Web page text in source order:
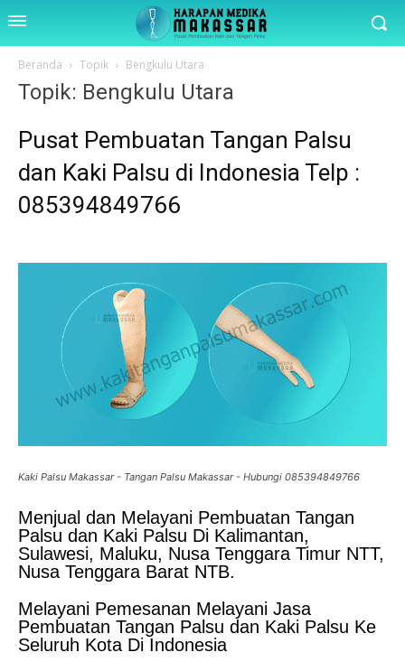
Beranda Topik Bengkulu Utara
Topik: Bengkulu Utara
Pusat Pembuatan Tangan Palsu
dan Kaki Palsu di Indonesia Telp :
085394849766
Kaki Palsu Makassar - Tangan Palsu Makassar - Hubungi 085394849766
Menjual dan Melayani Pembuatan Tangan
Palsu dan Kaki Palsu Di Kalimantan,
Sulawesi, Maluku, Nusa Tenggara Timur NTT,
Nusa Tenggara Barat NTB.
Melayani Pemesanan Melayani Jasa
Pembuatan Tangan Palsu dan Kaki Palsu Ke
Seluruh Kota Di Indonesia